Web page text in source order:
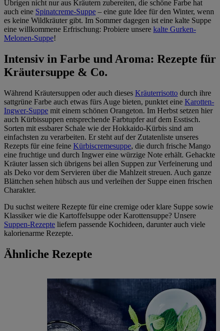
Übrigen nicht nur aus Kräutern zubereiten, die schöne Farbe hat
auch eine Spinatcreme-Suppe – eine gute Idee für den Winter, wenn
es keine Wildkräuter gibt. Im Sommer dagegen ist eine kalte Suppe
eine willkommene Erfrischung: Probiere unsere kalte Gurken-
Melonen-Suppe!
Intensiv in Farbe und Aroma: Rezepte für
Kräutersuppe & Co.
Während Kräutersuppen oder auch dieses Kräuterrisotto durch ihre
sattgrüne Farbe auch etwas fürs Auge bieten, punktet eine Karotten-
Ingwer-Suppe mit einem schönen Orangeton. Im Herbst setzen hier
auch Kürbissuppen entsprechende Farbtupfer auf dem Esstisch.
Sorten mit essbarer Schale wie der Hokkaido-Kürbis sind am
einfachsten zu verarbeiten. Er steht auf der Zutatenliste unseres
Rezepts für eine feine Kürbiscremesuppe, die durch frische Mango
eine fruchtige und durch Ingwer eine würzige Note erhält. Gehackte
Kräuter lassen sich übrigens bei allen Suppen zur Verfeinerung und
als Deko vor dem Servieren über die Mahlzeit streuen. Auch ganze
Blättchen sehen hübsch aus und verleihen der Suppe einen frischen
Charakter.
Du suchst weitere Rezepte für eine cremige oder klare Suppe sowie
Klassiker wie die Kartoffelsuppe oder Karottensuppe? Unsere
Suppen-Rezepte liefern passende Kochideen, darunter auch viele
kalorienarme Rezepte.
Ähnliche Rezepte